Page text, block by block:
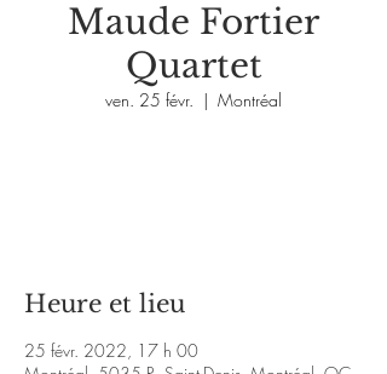
Maude Fortier
Quartet
ven. 25 févr.
  |
Montréal
Heure et lieu
25 févr. 2022, 17 h 00